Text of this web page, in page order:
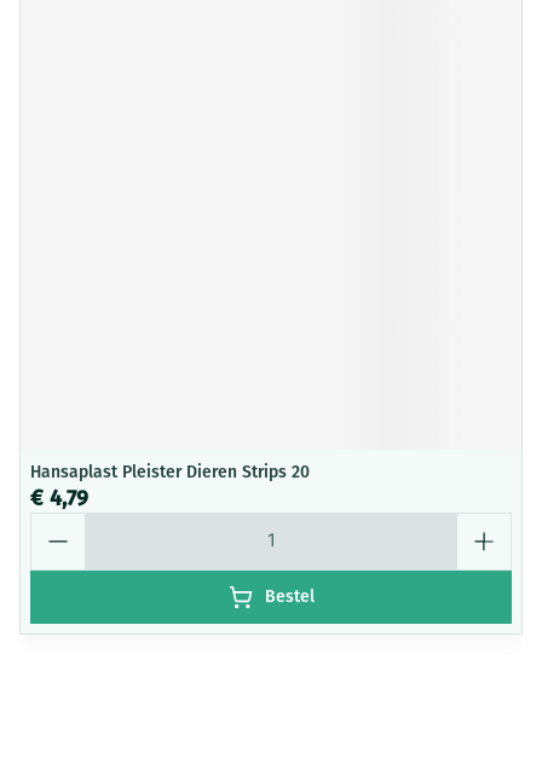
Hansaplast Pleister Dieren Strips 20
€ 4,79
Bestel